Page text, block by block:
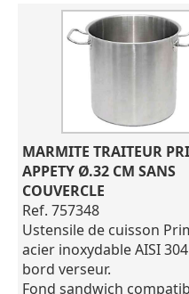
Marquage permanant :
traçabilité.
Montures inox soudées
points multiples.
pour une gamme
de qualité.
Hauteur : 220 mm
Capacité : 33 L
Poids : 6.360 kg
Coloris gris
Diamètre de 45 cm
VENDU SANS
MARMITE TRAITEUR
APPETY Ø.32 CM SANS
COUVERCLE
Ref. 757348
Ustensile de cuisson
acier inoxydable AISI
bord verseur.
Fond sandwich